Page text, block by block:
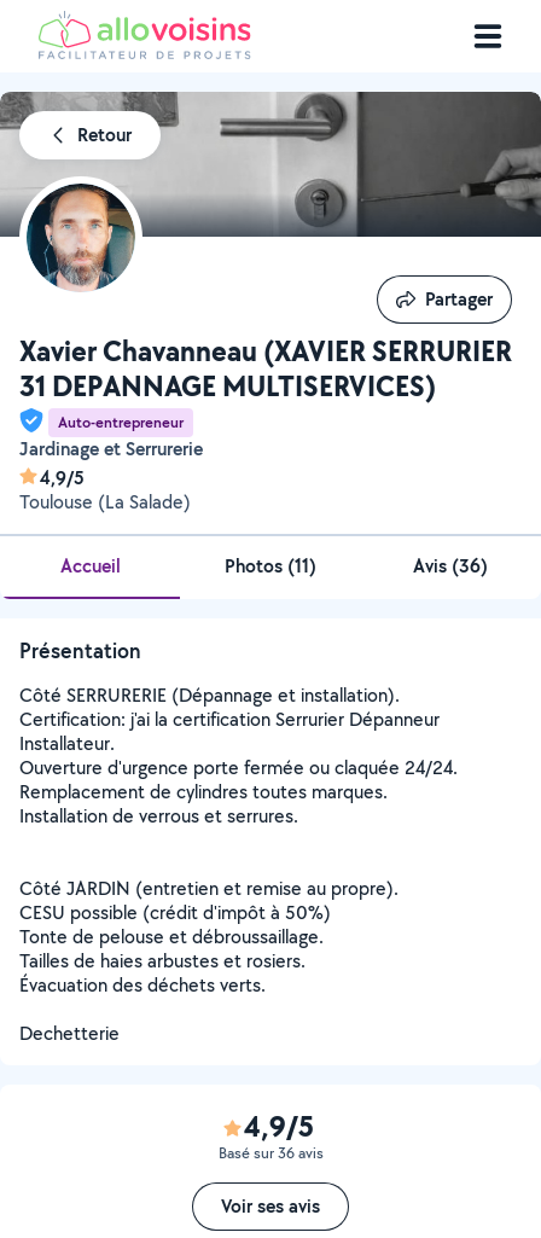
Retour
Xavier Chavanneau (XAVIER SERRURIER
31 DEPANNAGE MULTISERVICES)
Auto-entrepreneur
Jardinage et Serrurerie
4,9/5
Toulouse (La Salade)
Partager
Partager
Accueil Photos (11) Avis (36)
Présentation
Côté SERRURERIE (Dépannage et installation).
Certification: j'ai la certification Serrurier Dépanneur
Installateur.
Ouverture d'urgence porte fermée ou claquée 24/24.
Remplacement de cylindres toutes marques.
Installation de verrous et serrures.
Côté JARDIN (entretien et remise au propre).
CESU possible (crédit d'impôt à 50%)
Tonte de pelouse et débroussaillage.
Tailles de haies arbustes et rosiers.
Évacuation des déchets verts.
Dechetterie
4,9/5
Basé sur 36 avis
Voir ses avis